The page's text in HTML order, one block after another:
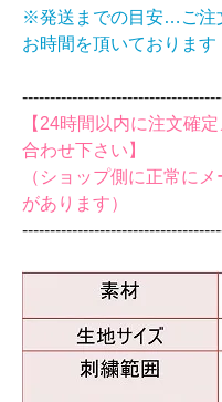
※発送までの目安…ご注
お時間を頂いております
【24時間以内に注文確
合わせ下さい】
（ショップ側に正常に
があります）